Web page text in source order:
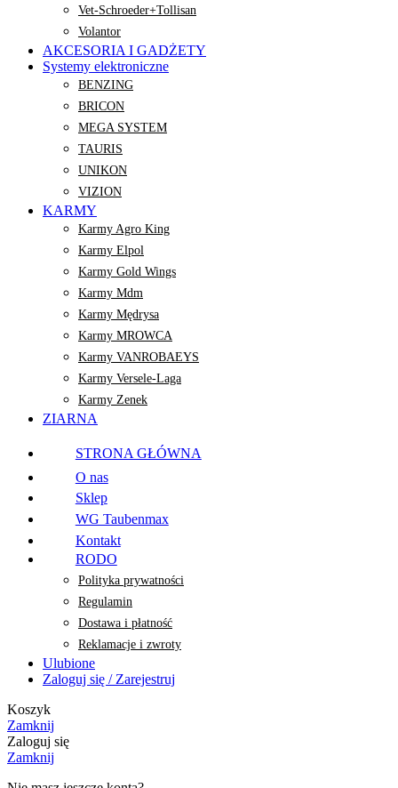
Vet-Schroeder+Tollisan
Volantor
AKCESORIA I GADŻETY
Systemy elektroniczne
BENZING
BRICON
MEGA SYSTEM
TAURIS
UNIKON
VIZION
KARMY
Karmy Agro King
Karmy Elpol
Karmy Gold Wings
Karmy Mdm
Karmy Mędrysa
Karmy MROWCA
Karmy VANROBAEYS
Karmy Versele-Laga
Karmy Zenek
ZIARNA
STRONA GŁÓWNA
O nas
Sklep
WG Taubenmax
Kontakt
RODO
Polityka prywatności
Regulamin
Dostawa i płatność
Reklamacje i zwroty
Ulubione
Zaloguj się / Zarejestruj
Koszyk
Zamknij
Zaloguj się
Zamknij